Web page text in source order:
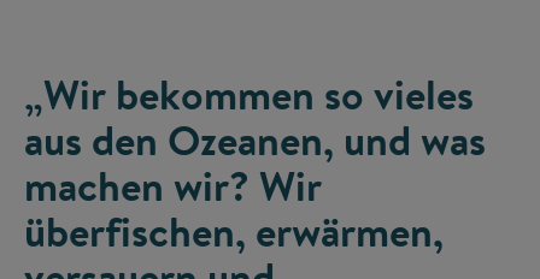
„Wir bekommen so vieles
aus den Ozeanen, und was
machen wir? Wir
überfischen, erwärmen,